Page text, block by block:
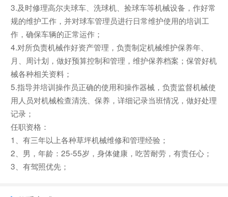
3.及时修理高尔夫球车、洗球机、捡球车等机械设备，作好常
规的维护工作，并对球车管理员进行日常维护使用的培训工
作，确保车辆的正常运作；
4.对所负责机械作好资产管理，负责制定机械维护保养年、
月、周计划，做好预算控制和管理，维护保养档案；保管好机
械各种相关资料；
5.指导并培训操作员正确的使用和操作器械，负责监督机械使
用人员对机械检查清洗、保养，详细记录当班情况，做好处理
记录；
任职资格：
1、有三年以上各种草坪机械维修和管理经验；
2、男，年龄：25-55岁，身体健康，吃苦耐劳，有责任心；
3、有驾照优先；